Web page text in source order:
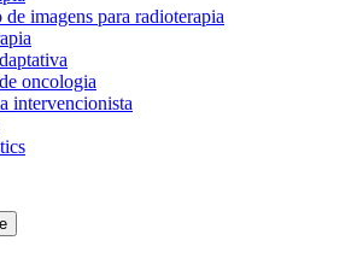
de imagens para radioterapia
oncologia
intervencionista